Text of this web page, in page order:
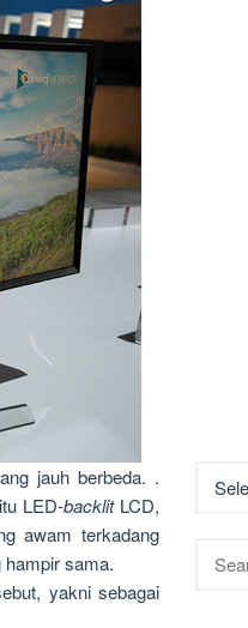
jauh berbeda. .
LED-backlit LCD,
awam terkadang
sama.
yakni sebagai
for: